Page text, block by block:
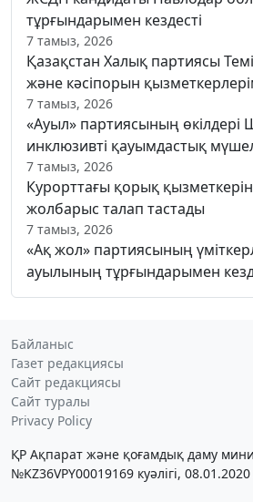
тұрғындарымен кездесті
7 тамыз, 2026
Қазақстан Халық партиясы
және кәсіпорын
7 тамыз, 2026
«Ауыл» партиясының
инклюзивті қауымдастық
7 тамыз, 2026
Курорттағы қорық
жолбарыс талап тастады
7 тамыз, 2026
«Ақ жол» партиясының
ауылының тұрғындарымен
Байланыс
Газет редакциясы
Сайт редакциясы
Сайт туралы
Privacy Policy
ҚР Ақпарат және қоғамдық даму
№KZ36VPY00019169 куәлігі,